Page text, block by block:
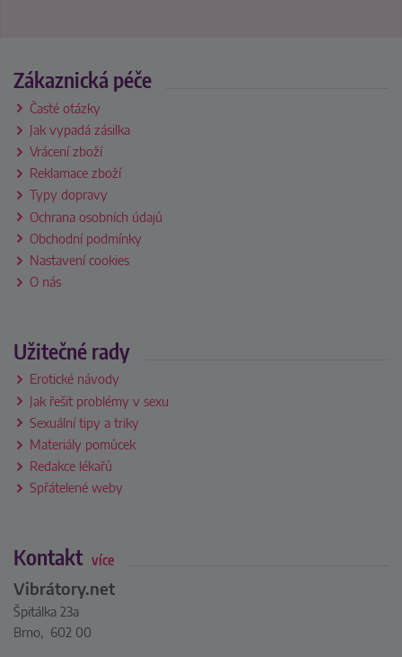
Zákaznická péče
Časté otázky
Jak vypadá zásilka
Vrácení zboží
Reklamace zboží
Typy dopravy
Ochrana osobních údajů
Obchodní podmínky
Nastavení cookies
O nás
Užitečné rady
Erotické návody
Jak řešit problémy v sexu
Sexuální tipy a triky
Materiály pomůcek
Redakce lékařů
Spřátelené weby
Kontakt více
Vibrátory.net
Špitálka 23a
Brno, 602 00